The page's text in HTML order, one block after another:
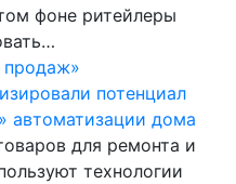
фоне ритейлеры
продаж»
потенциал
автоматизации дома
для ремонта и
технологии